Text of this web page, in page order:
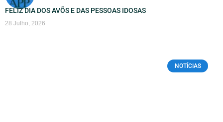
FELIZ DIA DOS AVÕS E DAS PESSOAS IDOSAS
28 Julho, 2026
NOTÍCIAS